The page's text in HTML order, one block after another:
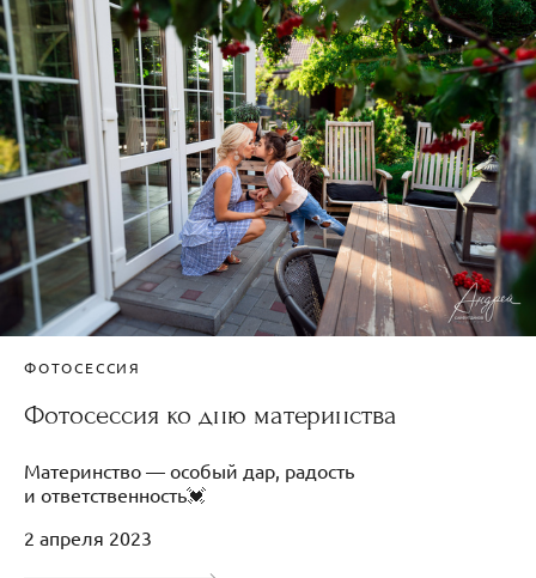
ФОТОСЕССИЯ
Фотосессия ко дню материнства
Материнство — особый дар, радость
и ответственность💓
2 апреля 2023